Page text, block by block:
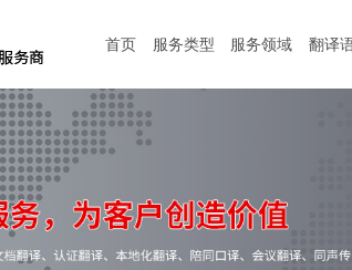
首页 服务类型 服务领域 翻译